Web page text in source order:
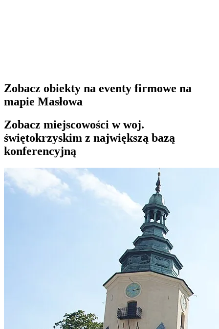
Zobacz obiekty na eventy firmowe na
mapie Masłowa
Zobacz miejscowości w woj.
świętokrzyskim z największą bazą
konferencyjną